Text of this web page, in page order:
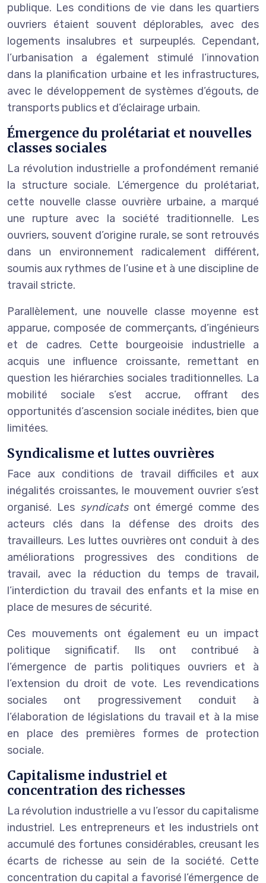
publique. Les conditions de vie dans les quartiers
ouvriers étaient souvent déplorables, avec des
logements insalubres et surpeuplés. Cependant,
l’urbanisation a également stimulé l’innovation
dans la planification urbaine et les infrastructures,
avec le développement de systèmes d’égouts, de
transports publics et d’éclairage urbain.
Émergence du prolétariat et nouvelles
classes sociales
La révolution industrielle a profondément remanié
la structure sociale. L’émergence du prolétariat,
cette nouvelle classe ouvrière urbaine, a marqué
une rupture avec la société traditionnelle. Les
ouvriers, souvent d’origine rurale, se sont retrouvés
dans un environnement radicalement différent,
soumis aux rythmes de l’usine et à une discipline de
travail stricte.
Parallèlement, une nouvelle classe moyenne est
apparue, composée de commerçants, d’ingénieurs
et de cadres. Cette bourgeoisie industrielle a
acquis une influence croissante, remettant en
question les hiérarchies sociales traditionnelles. La
mobilité sociale s’est accrue, offrant des
opportunités d’ascension sociale inédites, bien que
limitées.
Syndicalisme et luttes ouvrières
Face aux conditions de travail difficiles et aux
inégalités croissantes, le mouvement ouvrier s’est
organisé. Les syndicats ont émergé comme des
acteurs clés dans la défense des droits des
travailleurs. Les luttes ouvrières ont conduit à des
améliorations progressives des conditions de
travail, avec la réduction du temps de travail,
l’interdiction du travail des enfants et la mise en
place de mesures de sécurité.
Ces mouvements ont également eu un impact
politique significatif. Ils ont contribué à
l’émergence de partis politiques ouvriers et à
l’extension du droit de vote. Les revendications
sociales ont progressivement conduit à
l’élaboration de législations du travail et à la mise
en place des premières formes de protection
sociale.
Capitalisme industriel et
concentration des richesses
La révolution industrielle a vu l’essor du capitalisme
industriel. Les entrepreneurs et les industriels ont
accumulé des fortunes considérables, creusant les
écarts de richesse au sein de la société. Cette
concentration du capital a favorisé l’émergence de